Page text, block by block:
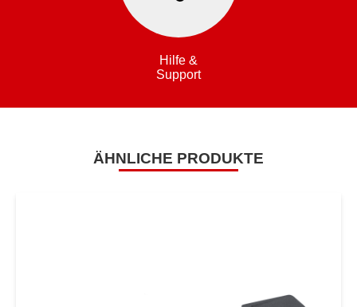
Hilfe &
Support
ÄHNLICHE PRODUKTE